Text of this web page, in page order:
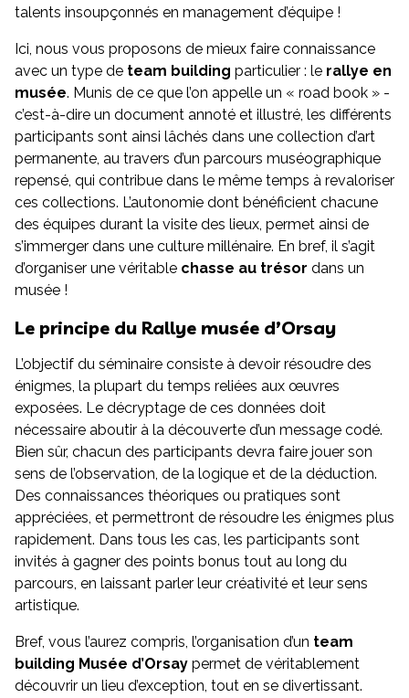
talents insoupçonnés en management d’équipe !
Ici, nous vous proposons de mieux faire connaissance
avec un type de team building particulier : le rallye en
musée. Munis de ce que l’on appelle un « road book » -
c’est-à-dire un document annoté et illustré, les différents
participants sont ainsi lâchés dans une collection d’art
permanente, au travers d’un parcours muséographique
repensé, qui contribue dans le même temps à revaloriser
ces collections. L’autonomie dont bénéficient chacune
des équipes durant la visite des lieux, permet ainsi de
s’immerger dans une culture millénaire. En bref, il s’agit
d’organiser une véritable chasse au trésor dans un
musée !
Le principe du Rallye musée d’Orsay
L’objectif du séminaire consiste à devoir résoudre des
énigmes, la plupart du temps reliées aux œuvres
exposées. Le décryptage de ces données doit
nécessaire aboutir à la découverte d’un message codé.
Bien sûr, chacun des participants devra faire jouer son
sens de l’observation, de la logique et de la déduction.
Des connaissances théoriques ou pratiques sont
appréciées, et permettront de résoudre les énigmes plus
rapidement. Dans tous les cas, les participants sont
invités à gagner des points bonus tout au long du
parcours, en laissant parler leur créativité et leur sens
artistique.
Bref, vous l’aurez compris, l’organisation d’un team
building Musée d’Orsay permet de véritablement
découvrir un lieu d’exception, tout en se divertissant.